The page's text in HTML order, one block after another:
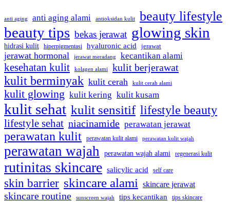
anti aging anti aging alami antioksidan kulit beauty lifestyle
beauty tips bekas jerawat glowing skin
hidrasi kulit hiperpigmentasi hyaluronic acid jerawat
jerawat hormonal jerawat meradang kecantikan alami
kesehatan kulit kolagen alami kulit berjerawat
kulit berminyak kulit cerah kulit cerah alami
kulit glowing kulit kering kulit kusam
kulit sehat kulit sensitif lifestyle beauty
lifestyle sehat niacinamide perawatan jerawat
perawatan kulit perawatan kulit alami perawatan kulit wajah
perawatan wajah perawatan wajah alami regenerasi kulit
rutinitas skincare salicylic acid self care
skin barrier skincare alami skincare jerawat
skincare routine sunscreen wajah tips kecantikan tips skincare